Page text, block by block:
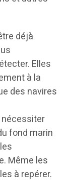
déjà
Elles
à la
des navires
fond marin
Même les
à repérer.